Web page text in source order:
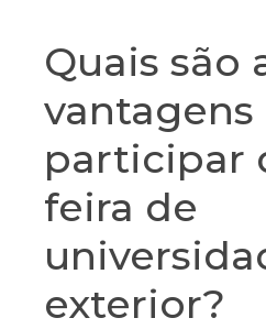
Quais são
vantagens
participar
feira de
exterior?